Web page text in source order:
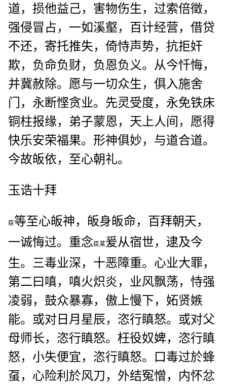
道，损他益己，害物伤生，过索倍徵，
强侵冒占，一如溪壑，百计经营，借贷
不还，寄托推失，倚恃声势，抗拒奸
欺，负命负财，负恩负义。从今忏悔，
并冀赦除。愿与一切众生，俱入施舍
门，永断悭贪业。先灵受度，永免铁床
铜柱报缘，弟子蒙恩，天上人间，愿得
快乐安荣福果。形神俱妙，与道合道。
今故皈依，至心朝礼。
玉诰十拜
臣等至心皈神，皈身皈命，百拜朝天，
一诚悔过。重念 臣某爰从宿世，逮及今
生。三毒业深，十恶障重。心业大罪，
第二曰嗔，嗔火炽炎，业风飘荡，恃强
凌弱，鼓众暴寡，傲上慢下，妬贤嫉
能。或对日月星辰，恣行瞋怒。或对父
母师长，恣行瞋怒。枉役奴婢，恣行瞋
怒，小失便宜，恣行瞋怒。口毒过於蜂
虿，心险利於风刀，外结冤憎，内怀忿